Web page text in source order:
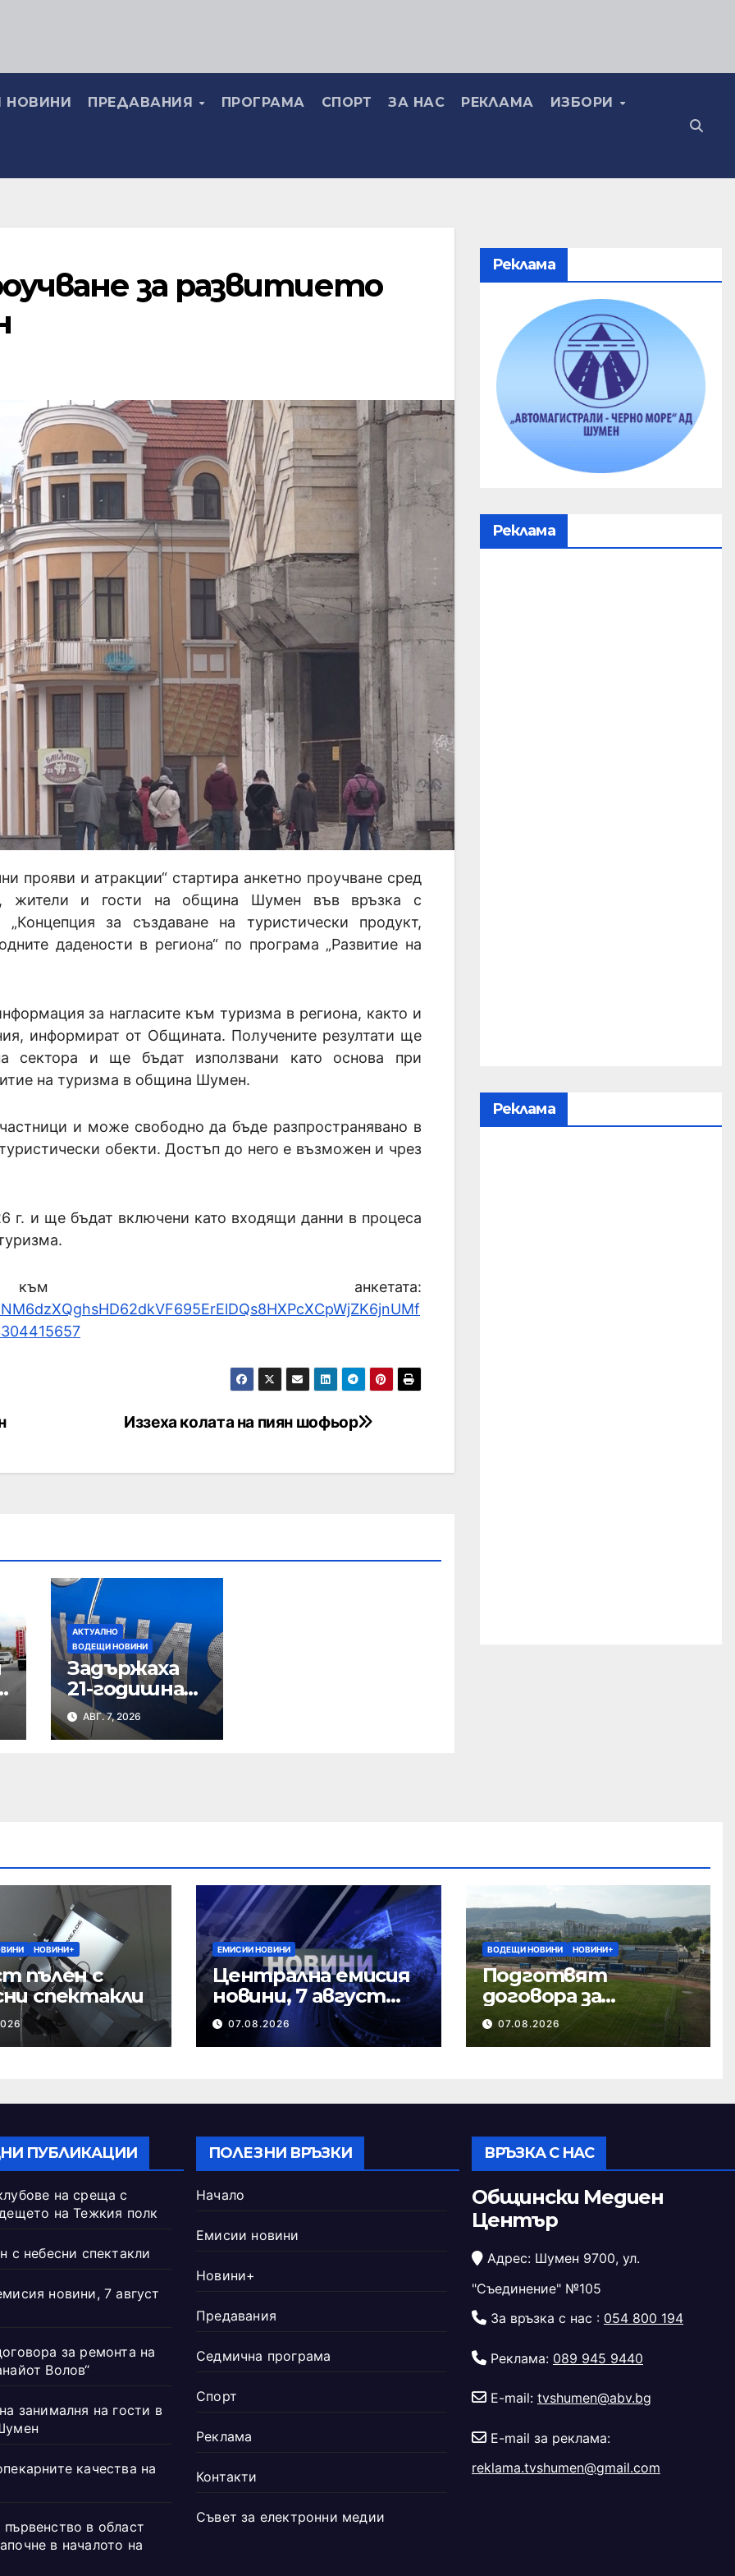
НОВИНИ ПРЕДАВАНИЯ ПРОГРАМА СПОРТ ЗА НАС РЕКЛАМА ИЗБОРИ
за развитието
прояви и атракции“ стартира анкетно проучване сред
жители и гости на община Шумен във връзка с
„Концепция за създаване на туристически продукт,
дадености в региона“ по програма „Развитие на
за нагласите към туризма в региона, както и
информират от Общината. Получените резултати ще
сектора и ще бъдат използвани като основа при
на туризма в община Шумен.
и може свободно да бъде разпространявано в
обекти. Достъп до него е възможен и чрез
г. и ще бъдат включени като входящи данни в процеса
анкетата:
Иззеха колата на пиян шофьор
АКТУАЛНО
ВОДЕЩИ НОВИНИ
Задържаха
21-годишна
шуменка за
наркотици
АВГ. 7, 2026
Реклама
Реклама
Реклама
НОВИНИ+
пълен с
спектакли
ЕМИСИИ НОВИНИ
Централна емисия
новини, 7 август
2026 г.
07.08.2026
ВОДЕЩИ НОВИНИ НОВИНИ+
Подготвят
договора за
ремонта на
стадион „Панайот
07.08.2026
ПУБЛИКАЦИИ
на среща с
на Тежкия полк
с небесни спектакли
новини, 7 август
за ремонта на
Волов“
занималня на гости в
качества на
в област
в началото на
ПОЛЕЗНИ ВРЪЗКИ
Начало
Емисии новини
Новини+
Предавания
Седмична програма
Спорт
Реклама
Контакти
Съвет за електронни медии
ВРЪЗКА С НАС
Общински Медиен
Център
Адрес: Шумен 9700, ул.
"Съединение" №105
За връзка с нас : 054 800 194
Реклама: 089 945 9440
E-mail: tvshumen@abv.bg
E-mail за реклама:
reklama.tvshumen@gmail.com